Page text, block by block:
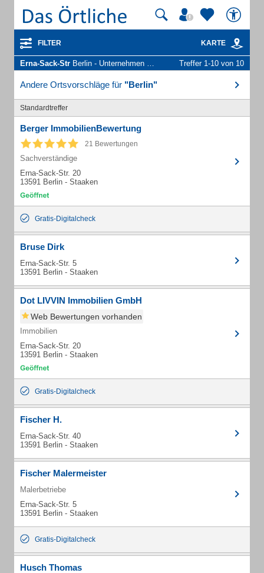
FILTER KARTE
Erna-Sack-Str Berlin - Unternehmen und Personen Treffer 1-10 von 10
Andere Ortsvorschläge für "Berlin"
Standardtreffer
Berger ImmobilienBewertung
21 Bewertungen
Sachverständige
Erna-Sack-Str. 20
13591 Berlin - Staaken
Gratis-Digitalcheck
Bruse Dirk
Erna-Sack-Str. 5
13591 Berlin - Staaken
Dot LIVVIN Immobilien GmbH
Web Bewertungen vorhanden
Immobilien
Erna-Sack-Str. 20
13591 Berlin - Staaken
Gratis-Digitalcheck
Fischer H.
Erna-Sack-Str. 40
13591 Berlin - Staaken
Fischer Malermeister
Malerbetriebe
Erna-Sack-Str. 5
13591 Berlin - Staaken
Gratis-Digitalcheck
Husch Thomas